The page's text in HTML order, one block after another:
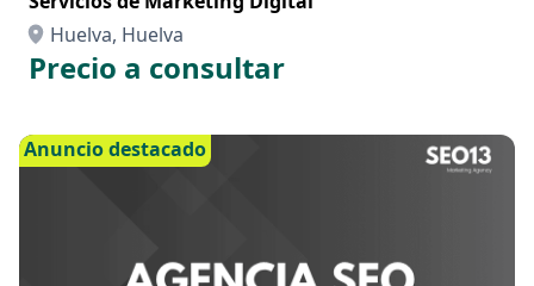
Huelva, Huelva
Precio a consultar
Anuncio destacado